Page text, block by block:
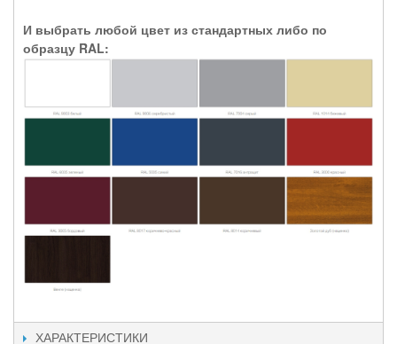
И выбрать любой цвет из стандартных либо по
образцу RAL:
ХАРАКТЕРИСТИКИ